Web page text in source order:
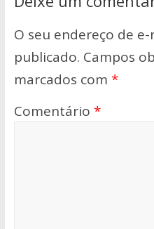
O seu endereço de
publicado. Campos
marcados com *
Comentário *